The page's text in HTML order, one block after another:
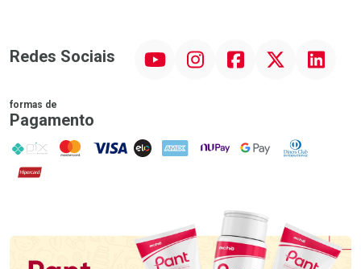
Redes Sociais InstagramFacebookTwitter Linkedin
formas de
Pagamento
PIX MasterCard
VISA ELO AMEX NuPay Google PayDiners Club
Hipercard
Promoção em Destaque